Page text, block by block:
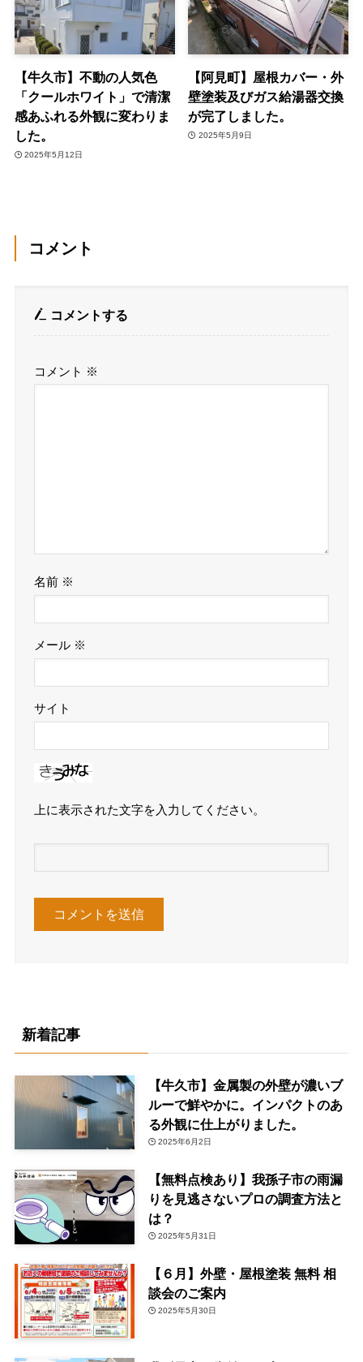
【牛久市】不動の人気色
「クールホワイト」で清潔
感あふれる外観に変わりま
した。
2025年5月12日
【阿見町】屋根カバー・外
壁塗装及びガス給湯器交換
が完了しました。
2025年5月9日
コメント
コメントする
コメント ※
名前 ※
メール ※
サイト
上に表示された文字を入力してください。
新着記事
【牛久市】金属製の外壁が濃いブ
ルーで鮮やかに。インパクトのあ
る外観に仕上がりました。
2025年6月2日
【無料点検あり】我孫子市の雨漏
りを見逃さないプロの調査方法と
は？
2025年5月31日
【６月】外壁・屋根塗装 無料 相
談会のご案内
2025年5月30日